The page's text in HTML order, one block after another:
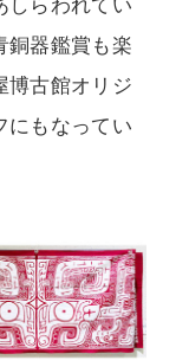
しらわれてい
銅器鑑賞も楽
博古館オリジ
にもなってい